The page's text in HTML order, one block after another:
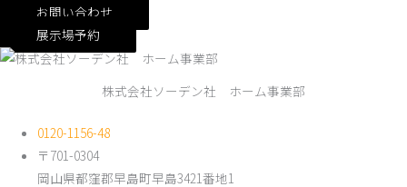
お問い合わせ
展示場予約
株式会社ソーデン社 ホーム事業部
0120-1156-48
〒701-0304
岡山県都窪郡早島町早島3421番地1